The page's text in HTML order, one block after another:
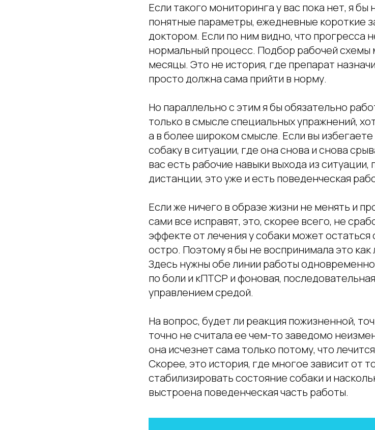
Если такого мониторинга у вас пока нет, я
понятные параметры, ежедневные короткие
доктором. Если по ним видно, что прогресса
нормальный процесс. Подбор рабочей схемы
месяцы. Это не история, где препарат
просто должна сама прийти в норму.
Но параллельно с этим я бы обязательно
только в смысле специальных упражнений,
а в более широком смысле. Если вы
собаку в ситуации, где она снова и снова
вас есть рабочие навыки выхода из
дистанции, это уже и есть поведенческая
Если же ничего в образе жизни не менять и
сами все исправят, это, скорее всего, не
эффекте от лечения у собаки может
остро. Поэтому я бы не воспринимала это
Здесь нужны обе линии работы
по боли и кПТСР и фоновая,
управлением средой.
На вопрос, будет ли реакция пожизненной,
точно не считала ее чем-то заведомо
она исчезнет сама только потому, что
Скорее, это история, где многое зависит от
стабилизировать состояние собаки и
выстроена поведенческая часть работы.